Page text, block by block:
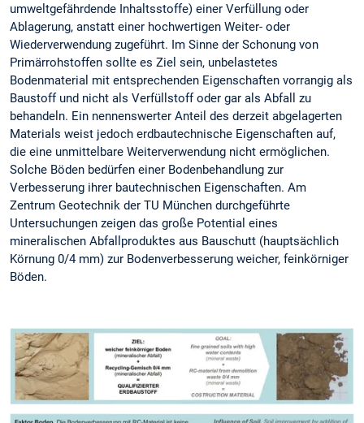
umweltgefährdende Inhaltsstoffe) einer Verfüllung oder
Ablagerung, anstatt einer hochwertigen Weiter- oder
Wiederverwendung zugeführt. Im Sinne der Schonung von
Primärrohstoffen sollte es Ziel sein, unbelastetes
Bodenmaterial mit entsprechenden Eigenschaften vorrangig als
Baustoff und nicht als Verfüllstoff oder gar als Abfall zu
behandeln. Ein nennenswerter Anteil des derzeit abgelagerten
Materials weist jedoch erdbautechnische Eigenschaften auf,
die eine unmittelbare Weiterverwendung nicht ermöglichen.
Solche Böden bedürfen einer Bodenbehandlung zur
Verbesserung ihrer bautechnischen Eigenschaften. Am
Zentrum Geotechnik der TU München durchgeführte
Untersuchungen zeigen das große Potential eines
mineralischen Abfallproduktes aus Bauschutt (hauptsächlich
Körnung 0/4 mm) zur Bodenverbesserung weicher, feinkörniger
Böden.